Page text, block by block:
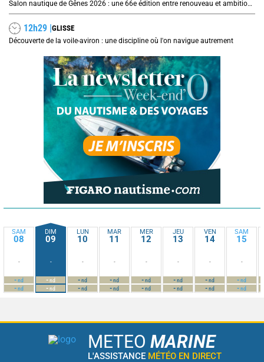
Salon nautique de Gênes 2026 : une 66e édition entre renouveau et ambitions internationales
12h29 |GLISSE
Découverte de la voile-aviron : une discipline où l'on navigue autrement
SAM
08
-
-nd
-nd
DIM
09
-
-nd
-nd
LUN
10
-
-nd
-nd
MAR
11
-
-nd
-nd
MER
12
-
-nd
-nd
JEU
13
-
-nd
-nd
VEN
14
-
-nd
-nd
SAM
15
-
-nd
-nd
METEO MARINE
L'ASSISTANCE MÉTÉO EN DIRECT